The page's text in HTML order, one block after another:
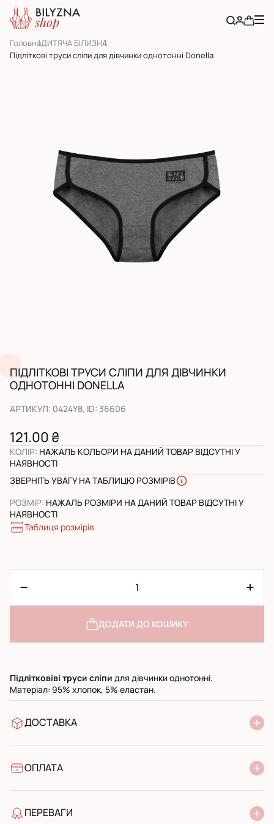
ГоловнаДИТЯЧА БІЛИЗНА
Підліткові труси сліпи для дівчинки однотонні Donella
ПІДЛІТКОВІ ТРУСИ СЛІПИ ДЛЯ ДІВЧИНКИ
ОДНОТОННІ DONELLA
АРТИКУЛ: 0424Y8, ID: 36606
121.00 ₴
КОЛІР: НАЖАЛЬ КОЛЬОРИ НА ДАНИЙ ТОВАР ВІДСУТНІ У
НАЯВНОСТІ
ЗВЕРНІТЬ УВАГУ НА ТАБЛИЦЮ РОЗМІРІВ
РОЗМІР: НАЖАЛЬ РОЗМІРИ НА ДАНИЙ ТОВАР ВІДСУТНІ У
НАЯВНОСТІ
Таблиця розмірів
ДОДАТИ ДО КОШИКУ
Підлітковіві труси сліпи для дівчинки однотонні.
Матеріал: 95% хлопок, 5% еластан.
ДОСТАВКА
УкрПошта стандарт
ОПЛАТА
Банківський переказ
ПЕРЕВАГИ